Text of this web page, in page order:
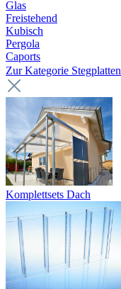
Glas
Freistehend
Kubisch
Pergola
Caports
Zur Kategorie Stegplatten
Komplettsets Dach